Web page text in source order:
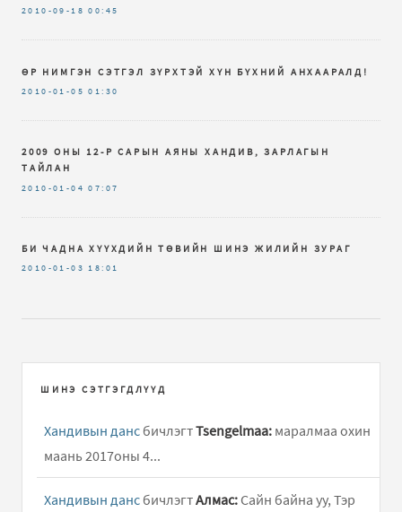
2010-09-18 00:45
ӨР НИМГЭН СЭТГЭЛ ЗҮРХТЭЙ ХҮН БҮХНИЙ АНХААРАЛД!
2010-01-05 01:30
2009 ОНЫ 12-Р САРЫН АЯНЫ ХАНДИВ, ЗАРЛАГЫН
ТАЙЛАН
2010-01-04 07:07
БИ ЧАДНА ХҮҮХДИЙН ТӨВИЙН ШИНЭ ЖИЛИЙН ЗУРАГ
2010-01-03 18:01
ШИНЭ СЭТГЭГДЛҮҮД
Хандивын данс бичлэгтTsengelmaa: маралмаа охин
маань 2017оны 4...
Хандивын данс бичлэгтАлмас: Сайн байна уу, Тэр